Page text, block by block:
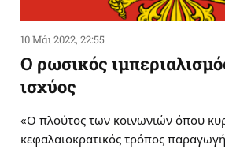
10 Μάι 2022, 22:55
Ο ρωσικός
ισχύος
«Ο πλούτος των κοινωνιών όπου
κεφαλαιοκρατικός τρόπος